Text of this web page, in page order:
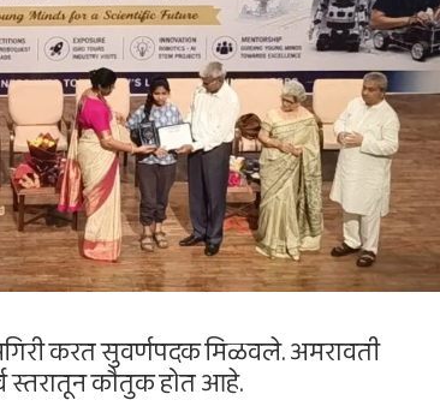
करत सुवर्णपदक मिळवले. अमरावती
स्तरातून कौतुक होत आहे.